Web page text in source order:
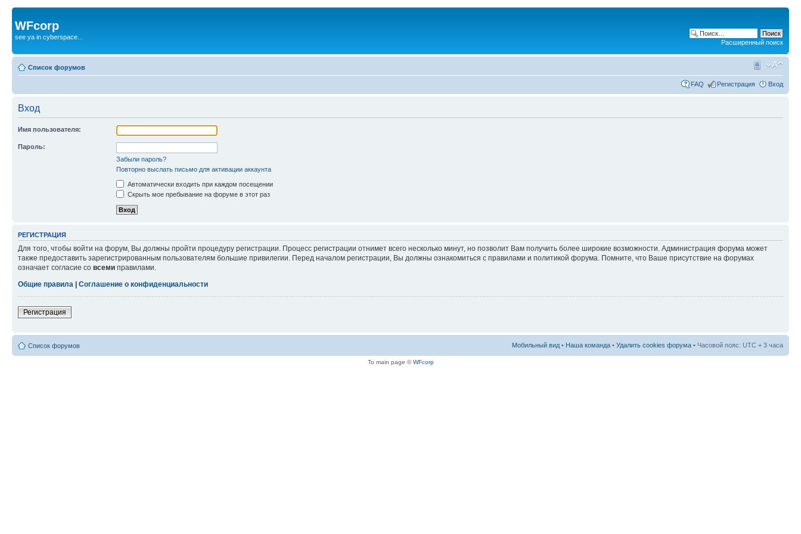
WFcorp
see ya in cyberspace...
Расширенный поиск
Список форумов
FAQ Регистрация Вход
Вход
Имя пользователя:
Пароль:
Забыли пароль?
Повторно выслать письмо для активации аккаунта
Автоматически входить при каждом посещении
Скрыть мое пребывание на форуме в этот раз
РЕГИСТРАЦИЯ
Для того, чтобы войти на форум, Вы должны пройти процедуру регистрации. Процесс регистрации отнимет всего несколько минут, но позволит Вам получить более широкие возможности. Администрация форума может
также предоставить зарегистрированным пользователям большие привилегии. Перед началом регистрации, Вы должны ознакомиться с правилами и политикой форума. Помните, что Ваше присутствие на форумах
означает согласие со всеми правилами.
Общие правила
Соглашение о конфиденциальности
Регистрация
Список форумов Мобильный вид • Наша команда • Удалить cookies форума • Часовой пояс: UTC + 3 часа
To main page ©WFcorp